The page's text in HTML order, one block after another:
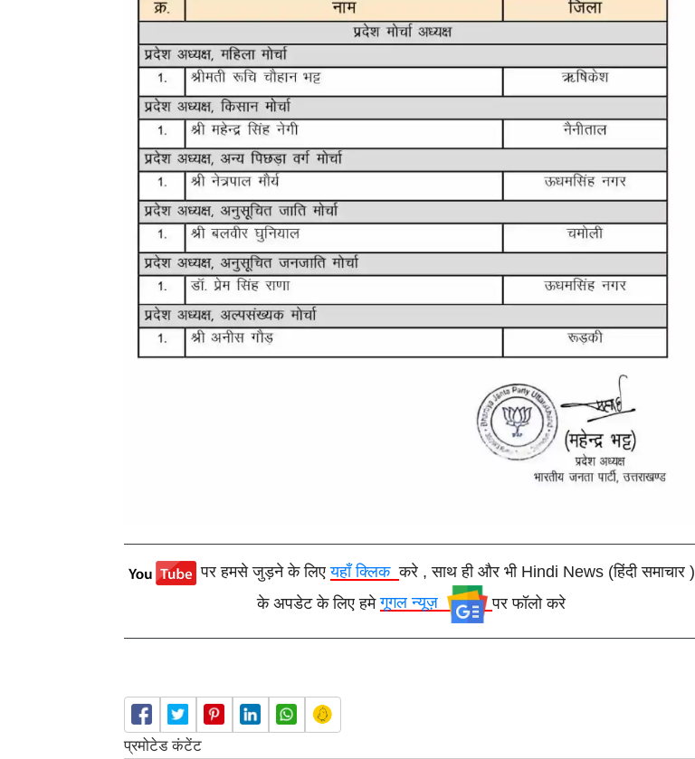
पर हमसे जुड़ने के लिएयहाँ क्लिककरे , साथ ही और भी Hindi News (हिंदी समाचार )
के अपडेट के लिए हमेगूगल न्यूज़ पर फॉलो करे